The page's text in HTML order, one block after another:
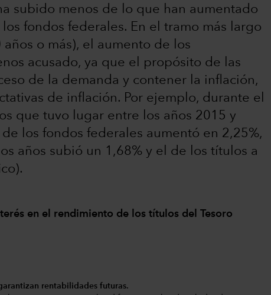
subido menos de lo que han aumentado
fondos federales. En el tramo más largo
o más), el aumento de los
acusado, ya que el propósito de las
de la demanda y contener la inflación,
de inflación. Por ejemplo, durante el
que tuvo lugar entre los años 2015 y
los fondos federales aumentó en 2,25%,
años subió un 1,68% y el de los títulos a
en el rendimiento de los títulos del Tesoro
rentabilidades futuras.